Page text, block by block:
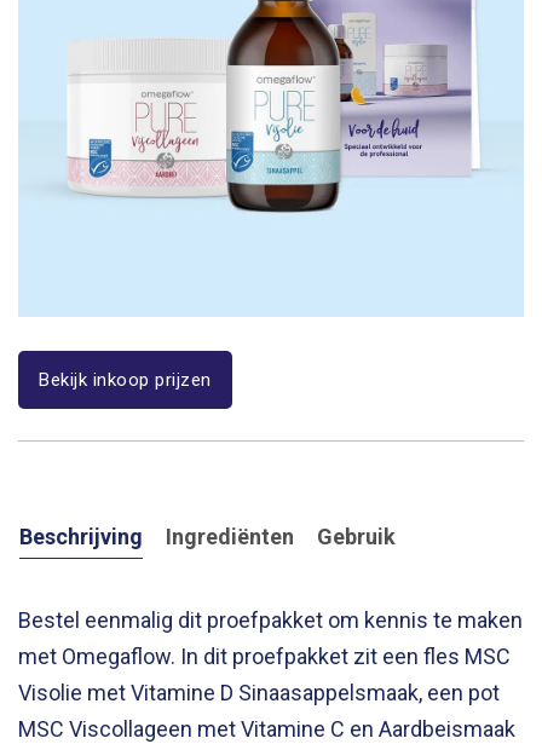
Bekijk inkoop prijzen
Beschrijving Ingrediënten Gebruik
Bestel eenmalig dit proefpakket om kennis te maken
met Omegaflow. In dit proefpakket zit een fles MSC
Visolie met Vitamine D Sinaasappelsmaak, een pot
MSC Viscollageen met Vitamine C en Aardbeismaak